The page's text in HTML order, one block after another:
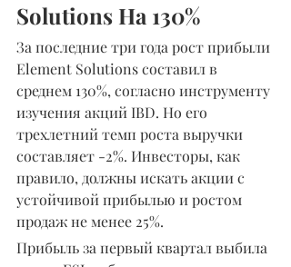
Solutions На 130%
За последние три года рост прибыли
Element Solutions составил в
среднем 130%, согласно инструменту
изучения акций IBD. Но его
трехлетний темп роста выручки
составляет -2%. Инвесторы, как
правило, должны искать акции с
устойчивой прибылью и ростом
продаж не менее 25%.
Прибыль за первый квартал выбила